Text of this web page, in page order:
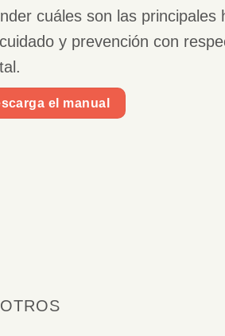
cuáles son las principales
y prevención con
el manual